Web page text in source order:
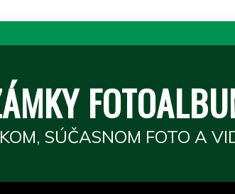
SÚČASNOM FOTO A